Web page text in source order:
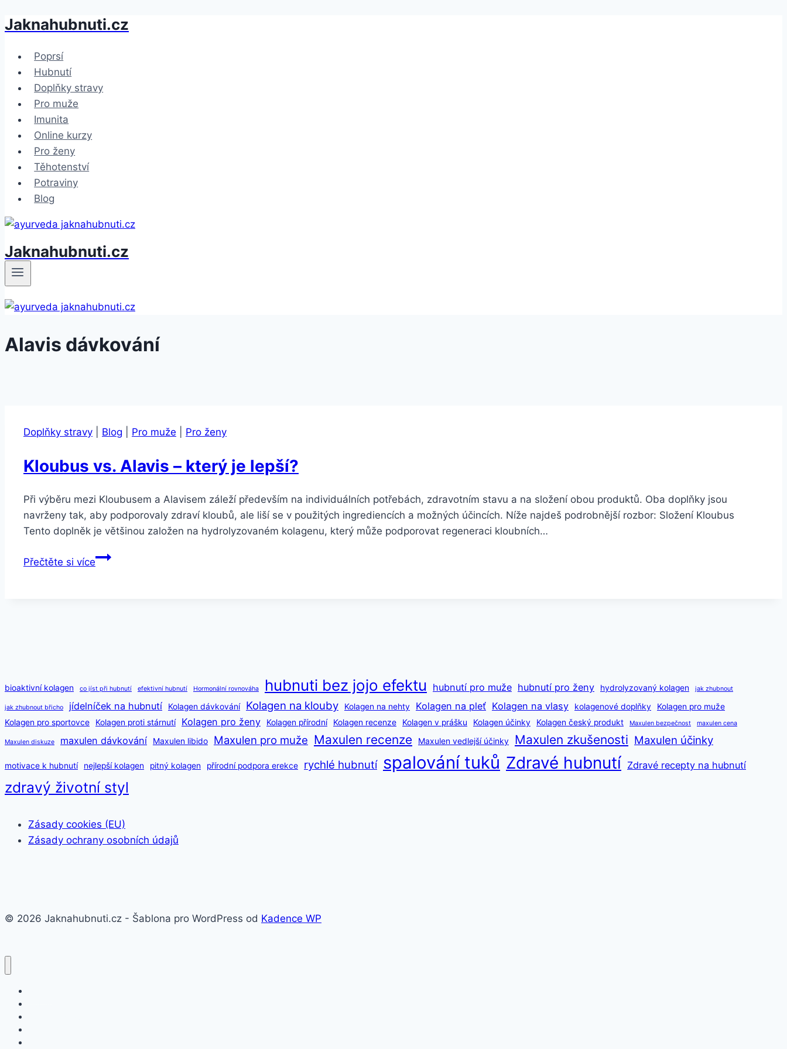
Přeskočit
obsah
Jaknahubnuti.cz
Poprsí
Hubnutí
Doplňky stravy
Pro muže
Imunita
Online kurzy
Pro ženy
Těhotenství
Potraviny
Blog
Jaknahubnuti.cz
Alavis dávkování
Doplňky stravy Blog Pro muže Pro ženy
Kloubus vs. Alavis – který je lepší?
Při výběru mezi Kloubusem a Alavisem záleží především na individuálních potřebách, zdravotním stavu a na složení obou produktů. Oba doplňky jsou
navrženy tak, aby podporovaly zdraví kloubů, ale liší se v použitých ingrediencích a možných účincích. Níže najdeš podrobnější rozbor: Složení Kloubus
Tento doplněk je většinou založen na hydrolyzovaném kolagenu, který může podporovat regeneraci kloubních…
Přečtěte si víceKloubus
bioaktivní kolagen co jíst při hubnutí efektivní hubnutí Hormonální rovnováha hubnuti bez jojo efektu hubnutí pro muže hubnutí pro ženy hydrolyzovaný kolagen jak zhubnout
jak zhubnout břicho jídelníček na hubnutí Kolagen dávkování Kolagen na klouby Kolagen na nehty Kolagen na pleť Kolagen na vlasy kolagenové doplňky
Kolagen pro muže
Kolagen pro sportovce
Kolagen proti stárnutí Kolagen pro ženy Kolagen přírodní Kolagen recenze Kolagen v prášku Kolagen účinky Kolagen český produkt Maxulen bezpečnost maxulen cena
Maxulen diskuze maxulen dávkování Maxulen libido Maxulen pro muže Maxulen recenze Maxulen vedlejší účinky Maxulen zkušenosti Maxulen účinky
motivace k hubnutí nejlepší kolagen pitný kolagen přírodní podpora erekce rychlé hubnutí spalování tuků Zdravé hubnutí Zdravé recepty na hubnutí
zdravý životní styl
Zásady cookies (EU)
Zásady ochrany osobních údajů
© 2026 Jaknahubnuti.cz - Šablona pro WordPress od Kadence WP